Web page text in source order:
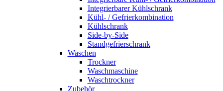
Integrierbarer Kühlschrank
Kühl- / Gefrierkombination
Kühlschrank
Side-by-Side
Standgefrierschrank
Waschen
Trockner
Waschmaschine
Waschtrockner
Zubehör